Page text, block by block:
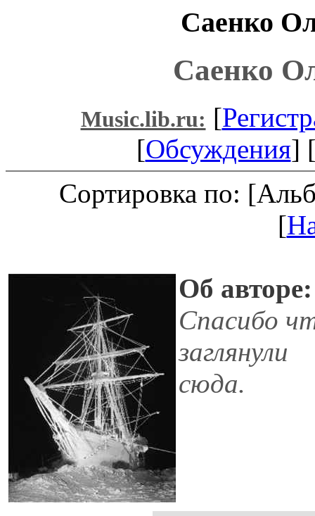
Саенко
Саенко
Music.lib.ru: [
[Обсуждения]
Сортировка по:
[
Об авторе:
Спасибо
заглянули
сюда.